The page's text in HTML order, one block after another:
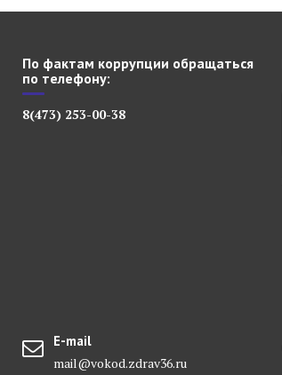
По фактам коррупции обращаться
по телефону:
8(473) 253-00-38
E-mail
mail@vokod.zdrav36.ru